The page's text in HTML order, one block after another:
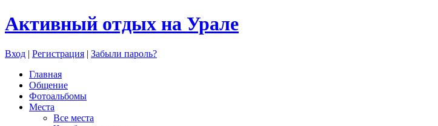
Активный отдых на Урале
Вход | Регистрация | Забыли пароль?
Главная
Общение
Фотоальбомы
Места
Все места